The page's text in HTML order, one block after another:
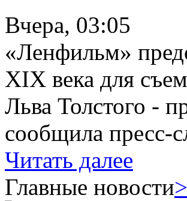
Вчера, 03:05
«Ленфильм»
XIX века для
Льва Толстого -
сообщила пресс-
Читать далее
Главные новости